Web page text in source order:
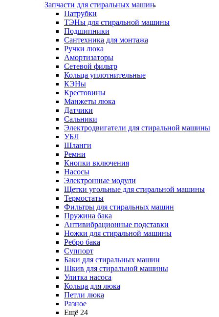
Запчасти для стиральных машин
Патрубки
ТЭНы для стиральной машины
Подшипники
Сантехника для монтажа
Ручки люка
Амортизаторы
Сетевой фильтр
Кольца уплотнительные
КЭНы
Крестовины
Манжеты люка
Датчики
Сальники
Электродвигатели для стиральной машины
УБЛ
Шланги
Ремни
Кнопки включения
Насосы
Электронные модули
Щетки угольные для стиральной машины
Термостаты
Фильтры для стиральных машин
Пружина бака
Антивибрационные подставки
Ножки для стиральной машины
Ребро бака
Суппорт
Баки для стиральных машин
Шкив для стиральной машины
Улитка насоса
Кольца для люка
Петли люка
Разное
Ещё 24